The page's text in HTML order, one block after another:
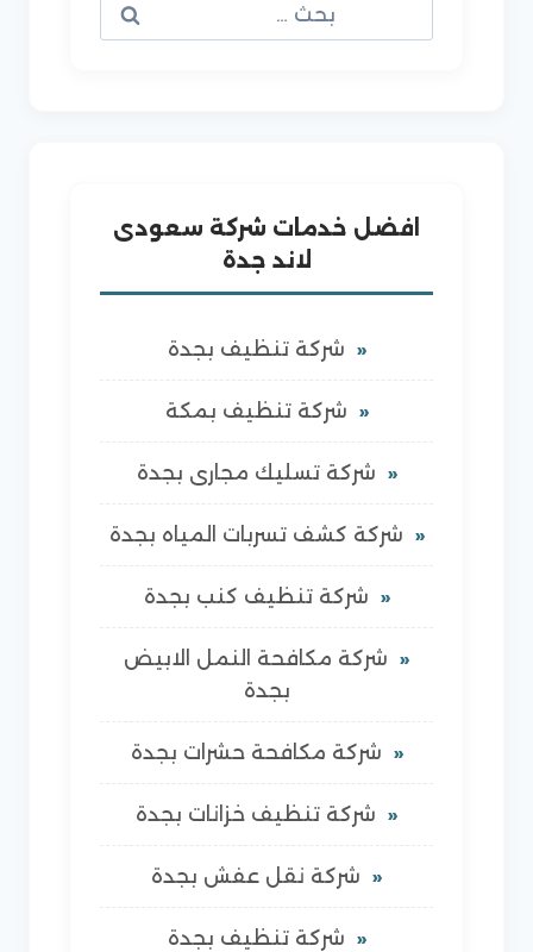
عن:
افضل خدمات شركة سعودى
لاند جدة
شركة تنظيف بجدة
شركة تنظيف بمكة
شركة تسليك مجارى بجدة
شركة كشف تسربات المياه بجدة
شركة تنظيف كنب بجدة
شركة مكافحة النمل الابيض
بجدة
شركة مكافحة حشرات بجدة
شركة تنظيف خزانات بجدة
شركة نقل عفش بجدة
شركة تنظيف بجدة